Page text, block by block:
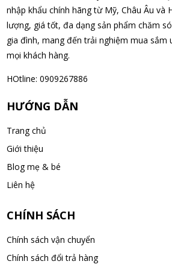
Nhật Bản lọ 5ml cho trẻ Sơ Sinh
07/08/2026
Nguyễn Văn Cảnh đã mua sản phẩm
não Noguchi Ekisu 200 Viên
07/08/2026
Võ Huỳnh Lanh đã mua sản phẩm Viên
07/08/2026
Thạch Quốc Lâm đã mua sản phẩm
Milk (0-1 tuổi), hàng nội địa Nhật (hộp
nhập khẩu chính hãng từ Mỹ, Châu Âu và
lượng, giá tốt, đa dạng sản phẩm chăm
gia đình, mang đến trải nghiệm mua sắm
mọi khách hàng.
HOtline: 0909267886
HƯỚNG DẪN
Trang chủ
Giới thiệu
Blog mẹ & bé
Liên hệ
CHÍNH SÁCH
Chính sách vận chuyển
Chính sách đổi trả hàng